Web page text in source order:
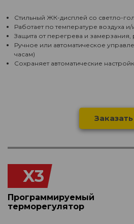
Стильный ЖК-дисплей со светло-
Работает по температуре воздуха
Защита от перегрева и замерзания,
Ручное или автоматическое
часам)
Сохраняет автоматические
Заказать
X3
Программируемый
терморегулятор